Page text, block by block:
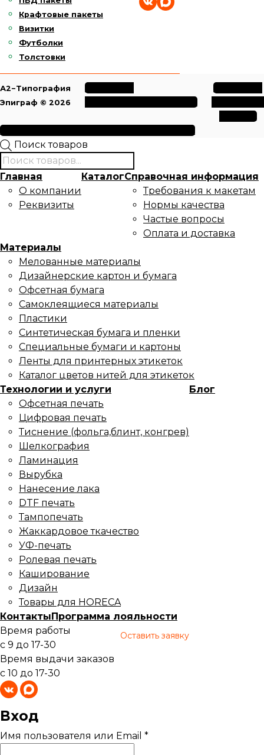
Крафтовые пакеты
Визитки
Футболки
Толстовки
А2−Типография
Эпиграф © 2026
Политика
конфиденциальности
Политика
данных
Условия использования файлов cookie
Поиск товаров
Главная
О компании
Реквизиты
КаталогСправочная информация
Требования к макетам
Нормы качества
Частые вопросы
Оплата и доставка
Материалы
Мелованные материалы
Дизайнерские картон и бумага
Офсетная бумага
Самоклеящиеся материалы
Пластики
Синтетическая бумага и пленки
Специальные бумаги и картоны
Ленты для принтерных этикеток
Каталог цветов нитей для этикеток
Технологии и услуги
Офсетная печать
Цифровая печать
Тиснение (фольга,блинт, конгрев)
Шелкография
Ламинация
Вырубка
Нанесение лака
DTF печать
Тампопечать
Жаккардовое ткачество
УФ-печать
Ролевая печать
Каширование
Дизайн
Товары для HORECA
Блог
Контакты Программа лояльности
Время работы
с 9 до 17-30
Время выдачи заказов
с 10 до 17-30
Оставить заявку
Вход
Имя пользователя или Email *